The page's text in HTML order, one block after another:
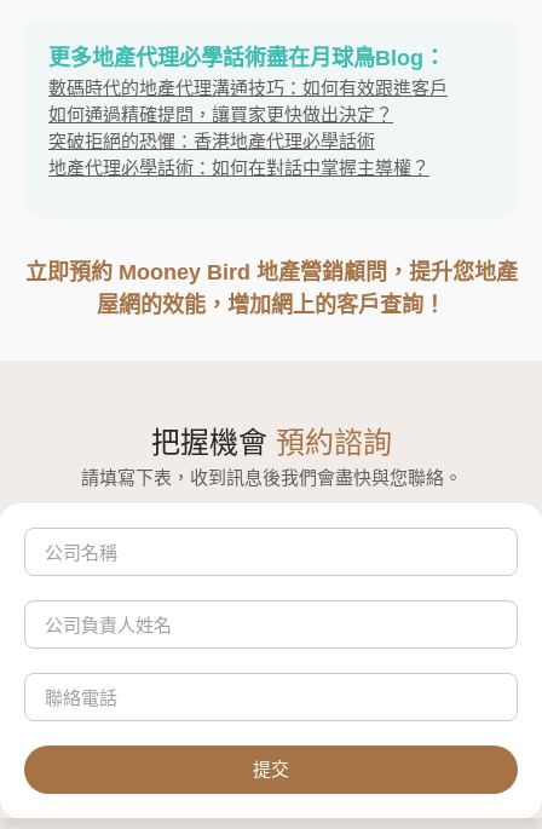
更多地產代理必學話術盡在月球鳥Blog：
數碼時代的地產代理溝通技巧：如何有效跟進客戶
如何通過精確提問，讓買家更快做出決定？
突破拒絕的恐懼：香港地產代理必學話術
地產代理必學話術：如何在對話中掌握主導權？
立即預約 Mooney Bird 地產營銷顧問，提升您地產
屋網的效能，增加網上的客戶查詢！
把握機會 預約諮詢
請填寫下表，收到訊息後我們會盡快與您聯絡。
提交